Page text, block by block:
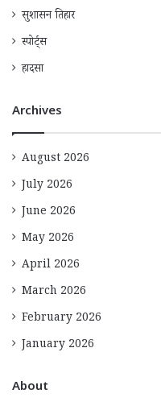
सुशासन तिहार
स्पोर्ट्स
हादसा
Archives
August 2026
July 2026
June 2026
May 2026
April 2026
March 2026
February 2026
January 2026
About